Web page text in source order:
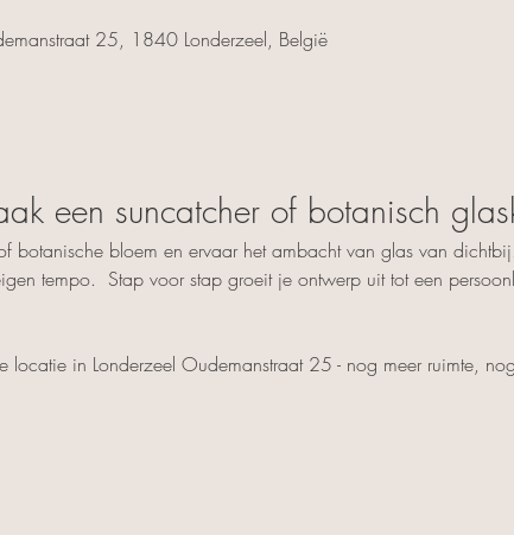
25, 1840 Londerzeel, België
een suncatcher of botanisch
botanische bloem en ervaar het ambacht van glas van dichtbij.
tempo.  Stap voor stap groeit je ontwerp uit tot een
in Londerzeel Oudemanstraat 25 - nog meer ruimte,